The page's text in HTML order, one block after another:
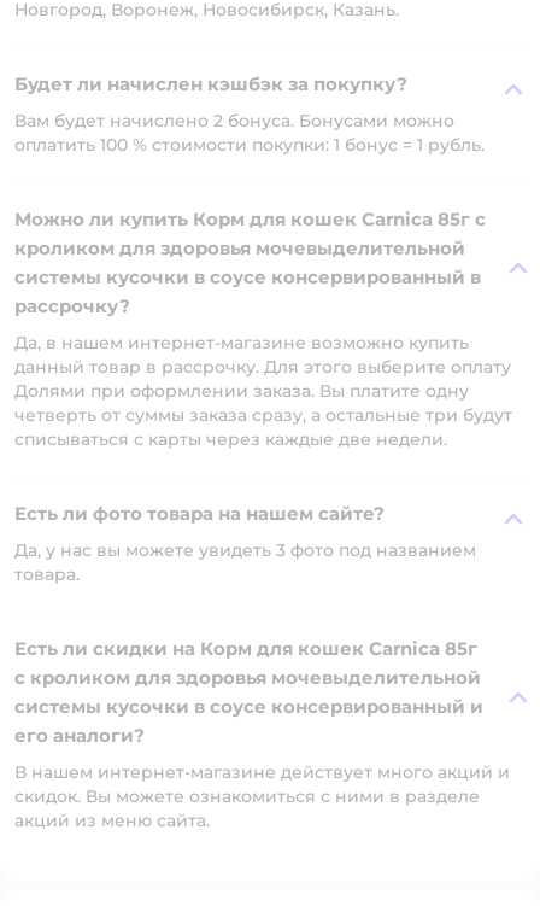
Новгород, Воронеж, Новосибирск, Казань.
Будет ли начислен кэшбэк за покупку?
Вам будет начислено 2 бонуса. Бонусами можно
оплатить 100 % стоимости покупки: 1 бонус = 1 рубль.
Можно ли купить Корм для кошек Carnica 85г с
кроликом для здоровья мочевыделительной
системы кусочки в соусе консервированный в
рассрочку?
Да, в нашем интернет-магазине возможно купить
данный товар в рассрочку. Для этого выберите оплату
Долями при оформлении заказа. Вы платите одну
четверть от суммы заказа сразу, а остальные три будут
списываться с карты через каждые две недели.
Есть ли фото товара на нашем сайте?
Да, у нас вы можете увидеть 3 фото под названием
товара.
Есть ли скидки на Корм для кошек Carnica 85г
с кроликом для здоровья мочевыделительной
системы кусочки в соусе консервированный и
его аналоги?
В нашем интернет-магазине действует много акций и
скидок. Вы можете ознакомиться с ними в разделе
акций из меню сайта.